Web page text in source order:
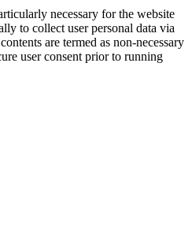
necessary for the website
to collect user personal data via
are termed as non-necessary
user consent prior to running